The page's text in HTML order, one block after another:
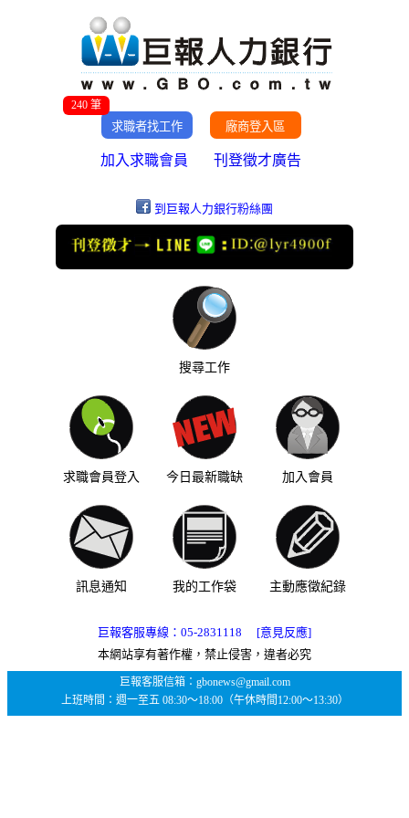
240 筆
加入求職會員 刊登徵才廣告
到巨報人力銀行粉絲團
搜尋工作
求職會員登入 今日最新職缺 加入會員
訊息通知 我的工作袋 主動應徵紀錄
巨報客服專線： 05-2831118
[意見反應]
本網站享有著作權，禁止侵害，違者必究
巨報客服信箱：gbonews@gmail.com
上班時間：週一至五 08:30～18:00（午休時間12:00～13:30）